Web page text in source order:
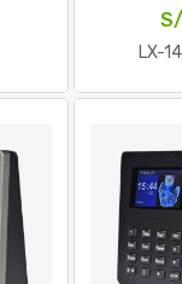
S/
LX-